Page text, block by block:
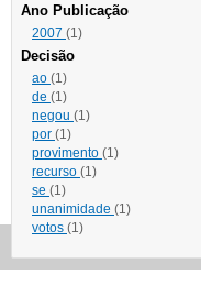
Ano Publicação
2007 (1)
Decisão
ao (1)
de (1)
negou (1)
por (1)
provimento (1)
recurso (1)
se (1)
unanimidade (1)
votos (1)